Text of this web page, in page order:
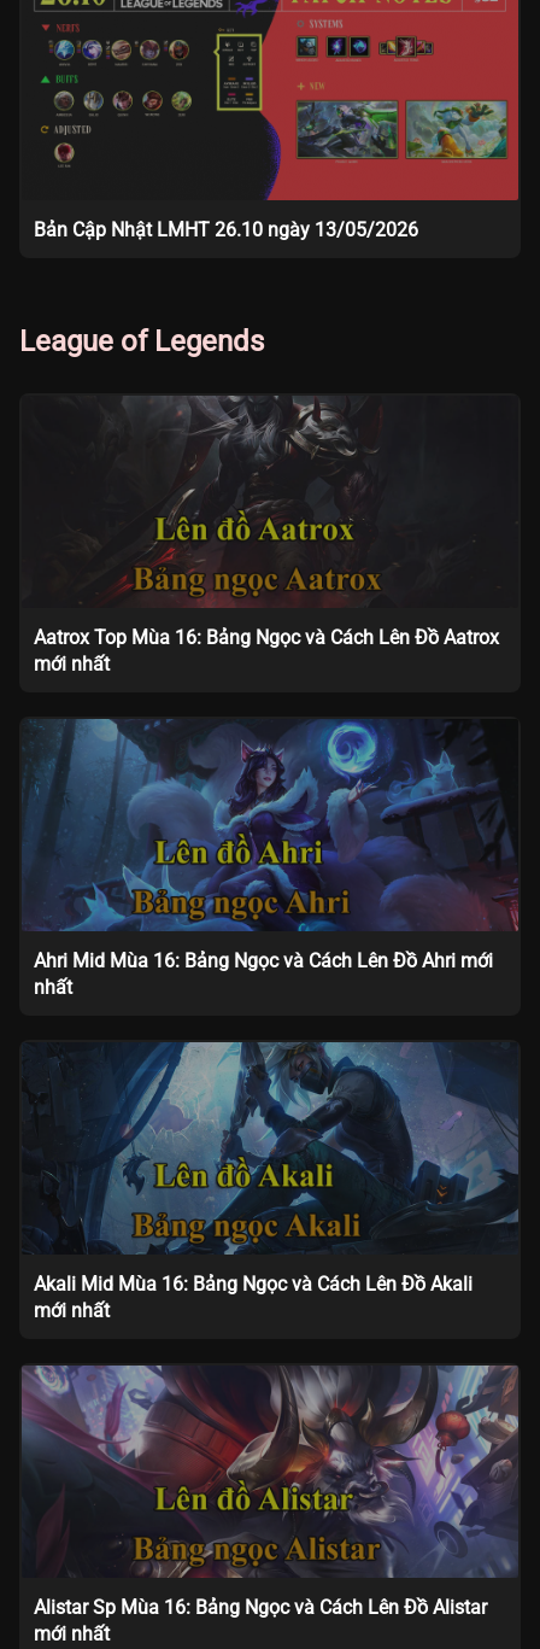
Bản Cập Nhật LMHT 26.10 ngày 13/05/2026
League of Legends
Aatrox Top Mùa 16: Bảng Ngọc và Cách Lên Đồ Aatrox
mới nhất
Ahri Mid Mùa 16: Bảng Ngọc và Cách Lên Đồ Ahri mới
nhất
Akali Mid Mùa 16: Bảng Ngọc và Cách Lên Đồ Akali
mới nhất
Alistar Sp Mùa 16: Bảng Ngọc và Cách Lên Đồ Alistar
mới nhất